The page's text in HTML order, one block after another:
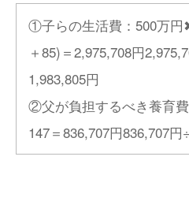
①子らの生活費：500万円
＋85)＝2,975,708円
1,983,805円
②父が負担するべき養育
147＝836,707円836,707円